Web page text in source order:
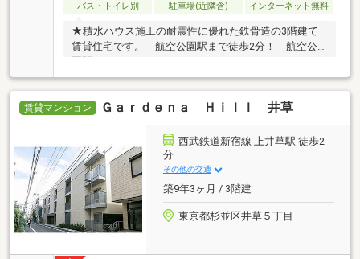
バス・トイレ別
駐車場(近隣含) インターネット無料
★積水ハウス施工の耐震性に優れた鉄骨造の3階建て
賃貸住宅です。 航空公園駅まで徒歩2分！ 航空公
賃貸マンション Ｇａｒｄｅｎａ Ｈｉｌｌ 井草
西武鉄道新宿線 上井草駅 徒歩2
分
その他の交通
築9年3ヶ月 / 3階建
東京都杉並区井草５丁目